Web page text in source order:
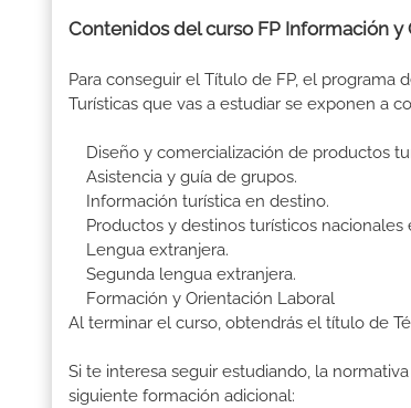
Contenidos del curso FP Información y
Para conseguir el Título de FP, el
Turísticas que vas a estudiar se exponen a
Diseño y comercialización de productos
Asistencia y guía de grupos.
Información turística en destino.
Productos y destinos turísticos nacionales
Lengua extranjera.
Segunda lengua extranjera.
Formación y Orientación Laboral
Al terminar el curso, obtendrás el título de
Si te interesa seguir estudiando, la
siguiente formación adicional: